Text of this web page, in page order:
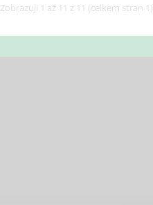
Zobrazuji 1 až 11 z 11 (celkem stran 1)